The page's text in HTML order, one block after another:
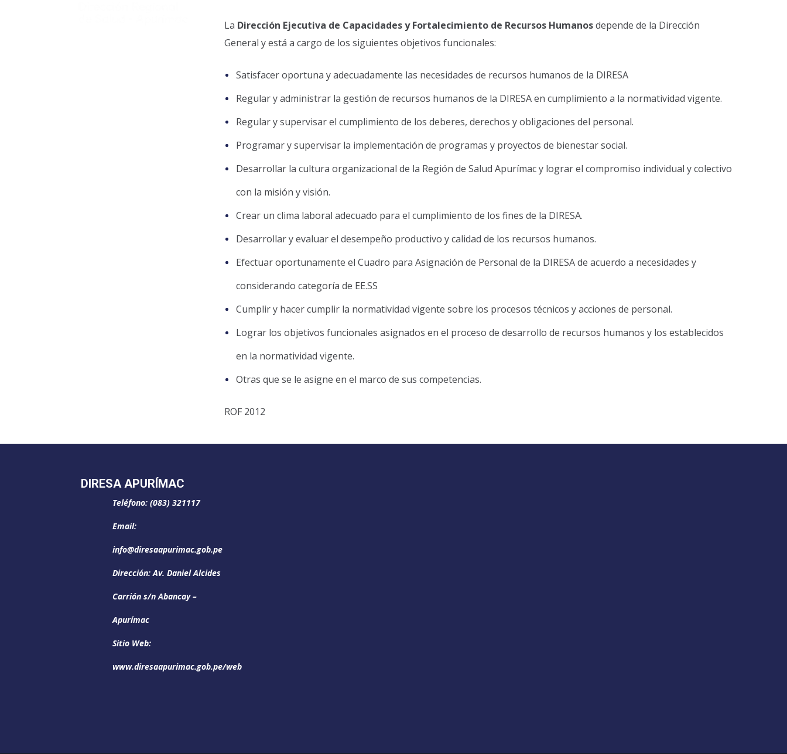
La Dirección Ejecutiva de Capacidades y Fortalecimiento de Recursos Humanosdepende de la Dirección
General y está a cargo de los siguientes objetivos funcionales:
Satisfacer oportuna y adecuadamente las necesidades de recursos humanos de la DIRESA
Regular y administrar la gestión de recursos humanos de la DIRESA en cumplimiento a la normatividad vigente.
Regular y supervisar el cumplimiento de los deberes, derechos y obligaciones del personal.
Programar y supervisar la implementación de programas y proyectos de bienestar social.
Desarrollar la cultura organizacional de la Región de Salud Apurímac y lograr el compromiso individual y colectivo
con la misión y visión.
Crear un clima laboral adecuado para el cumplimiento de los fines de la DIRESA.
Desarrollar y evaluar el desempeño productivo y calidad de los recursos humanos.
Efectuar oportunamente el Cuadro para Asignación de Personal de la DIRESA de acuerdo a necesidades y
considerando categoría de EE.SS
Cumplir y hacer cumplir la normatividad vigente sobre los procesos técnicos y acciones de personal.
Lograr los objetivos funcionales asignados en el proceso de desarrollo de recursos humanos y los establecidos
en la normatividad vigente.
Otras que se le asigne en el marco de sus competencias.
ROF 2012
DIRESA APURÍMAC
Teléfono: (083) 321117
Email:
info@diresaapurimac.gob.pe
Dirección: Av. Daniel Alcides
Carrión s/n Abancay –
Apurímac
Sitio Web:
www.diresaapurimac.gob.pe/web